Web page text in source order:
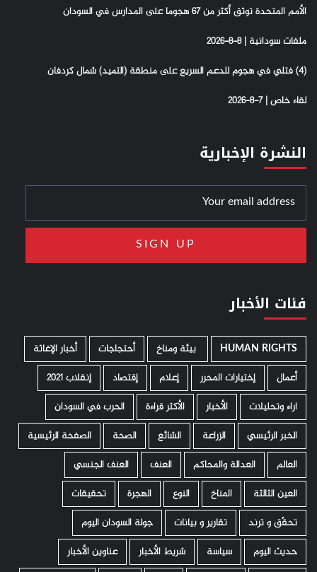
الأمم المتحدة توثق أكثر من 67 هجوما على المدارس في السودان
ملفات سودانية | 8-8-2026
(4) فتلي في هجوم للدعم السريع على منطقة (التميد) شمال كردفان
لقاء خاص | 7-8-2026
النشرة الإخبارية
فئات الأخبار
HUMAN RIGHTS ­ بيئة ومناخ أحتجاجات
أخبار الإغاثة
أعمال
إختيارات المحرر إعلام إقتصاد
إنقلاب 2021
اراء وتحليلات
الأخبار الأكثر قراءة
الحرب في السودان
الخبر الرئيسي
الزراعة الشائع الصحة
الصفحة الرئيسية
العالم
العدالة والمحاكم العنف
العنف الجنسي
العين الثالثة
المناخ النوع الهجرة
تحقيقات
تحقّق و ترند
تقارير و بيانات
جولة السودان اليوم
حديث اليوم
سياسة شريط الأخبار عناوين الأخبار